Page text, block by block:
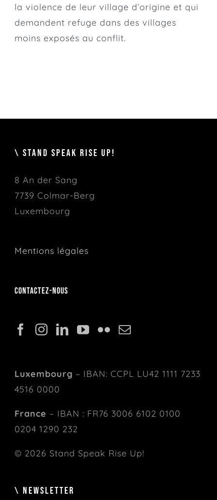
la violence de leur village d’origine et qui
demandent refuge dans des villages
moins exposés au conflit.
\ STAND SPEAK RISE UP!
8 An der Sang
7739 Colmar-Berg
Luxembourg
Mentions légales
Contactez-nous
Luxembourg – IBAN: CCPL LU42 1111 7233
4516 0000
France – IBAN : FR76 3006 6102 0100
0204 1290 232
© 2026 Stand Speak Rise Up!
\ NEWSLETTER